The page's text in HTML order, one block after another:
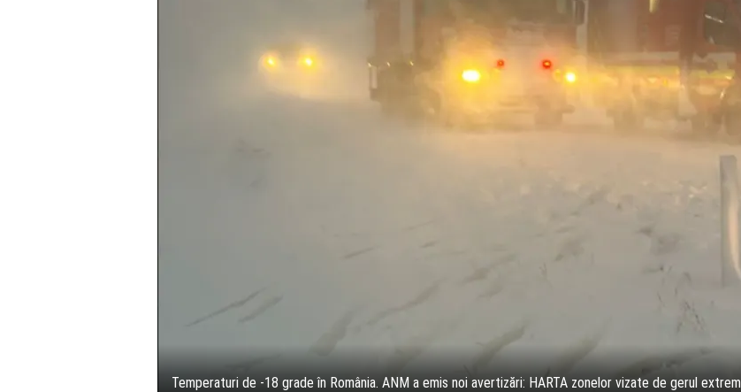
Temperaturi de -18 grade în România. ANM a emis noi avertizări: HARTA zonelor vizate de gerul extrem